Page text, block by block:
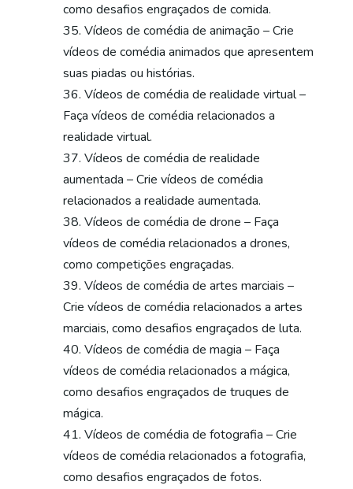
como desafios engraçados de comida.
Vídeos de comédia de animação – Crie
vídeos de comédia animados que apresentem
suas piadas ou histórias.
Vídeos de comédia de realidade virtual –
Faça vídeos de comédia relacionados a
realidade virtual.
Vídeos de comédia de realidade
aumentada – Crie vídeos de comédia
relacionados a realidade aumentada.
Vídeos de comédia de drone – Faça
vídeos de comédia relacionados a drones,
como competições engraçadas.
Vídeos de comédia de artes marciais –
Crie vídeos de comédia relacionados a artes
marciais, como desafios engraçados de luta.
Vídeos de comédia de magia – Faça
vídeos de comédia relacionados a mágica,
como desafios engraçados de truques de
mágica.
Vídeos de comédia de fotografia – Crie
vídeos de comédia relacionados a fotografia,
como desafios engraçados de fotos.